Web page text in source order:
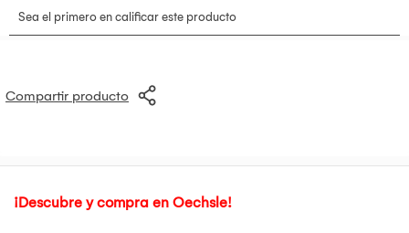
Compartir producto
¡Descubre y compra en Oechsle!